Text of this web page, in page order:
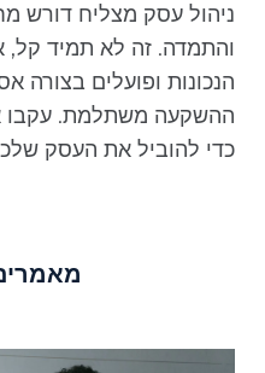
ניהול עסק מצליח דורש
והתמדה. זה לא תמיד קל,
הנכונות ופועלים בצורה
ההשקעה משתלמת. עקבו
כדי להוביל את העסק
מאמרים